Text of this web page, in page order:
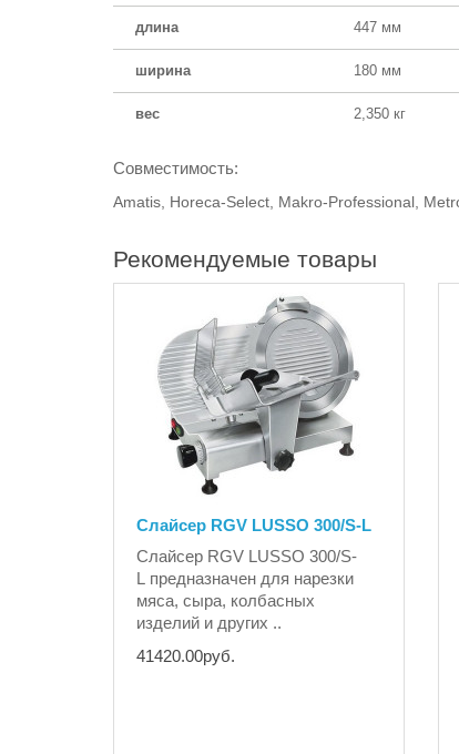
длина 447 мм
ширина 180 мм
вес 2,350 кг
Совместимость:
Amatis, Horeca-Select, Makro-Professional,
Рекомендуемые товары
Слайсер RGV LUSSO 300/S-L
Слайсер RGV LUSSO 300/S-
L предназначен для нарезки
мяса, сыра, колбасных
изделий и других ..
41420.00руб.